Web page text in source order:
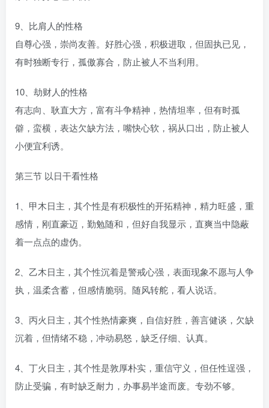
9、比肩人的性格
自尊心强，崇尚友善。好胜心强，积极进取，但固执已见，
有时独断专行，孤傲寡合，防止被人不当利用。
10、劫财人的性格
有志向、耿直大方，富有斗争精神，热情坦率，但有时孤
僻，蛮横，表达欠缺方法，嘴快心软，祸从口出，防止被人
小便宜利诱。
第三节 以日干看性格
1、甲木日主，其个性是有积极性的开拓精神，精力旺盛，重
感情，刚直豪迈，勤勉随和，但好自我显示，直爽当中隐蔽
着一点点的虚伪。
2、乙木日主，其个性沉着是警戒心强，表面现象不愿与人争
执，温柔含蓄，但感情脆弱。随风转舵，看人说话。
3、丙火日主，其个性热情豪爽，自信好胜，善言健谈，欠缺
沉着，但情绪不稳，冲动易怒，缺乏仔细、认真。
4、丁火日主，其个性是敦厚朴实，重信守义，但任性逞强，
防止受骗，有时缺乏耐力，办事易半途而废。专劲不够。